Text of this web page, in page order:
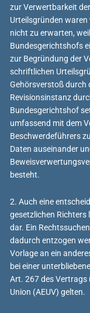
zur Verwertbarkeit
Urteilsgründen
nicht zu erwarten,
Bundesgerichtshofs
zur Begründung der
schriftlichen
Gehörsverstoß durch
Revisionsinstanz
Bundesgerichtshof
umfassend mit dem
Beschwerdeführers
Daten auseinander
besteht.
2. Auch eine
gesetzlichen
dar. Ein
dadurch entzogen
Vorlage an ein
bei einer
Art. 267 des Vertrags
Union (AEUV) gelten.